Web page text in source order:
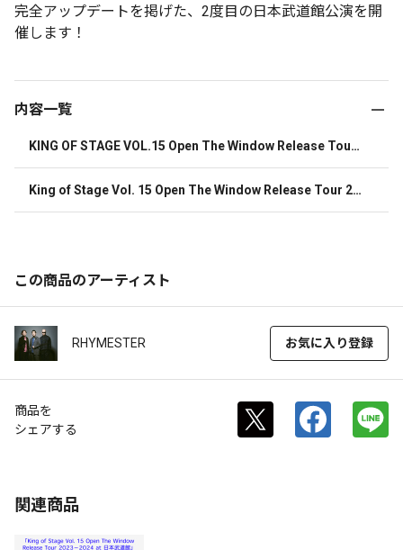
完全アップデートを掲げた、2度目の日本武道館公演を開
催します！
内容一覧
KING OF STAGE VOL.15 Open The Window Release Tour
King of Stage Vol. 15 Open The Window Release Tour 20
この商品のアーティスト
RHYMESTER お気に入り登録
商品を
シェアする
関連商品